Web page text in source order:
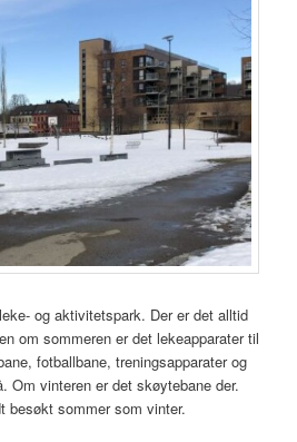
og aktivitetspark. Der er det alltid
om sommeren er det lekeapparater til
fotballbane, treningsapparater og
Om vinteren er det skøytebane der.
besøkt sommer som vinter.